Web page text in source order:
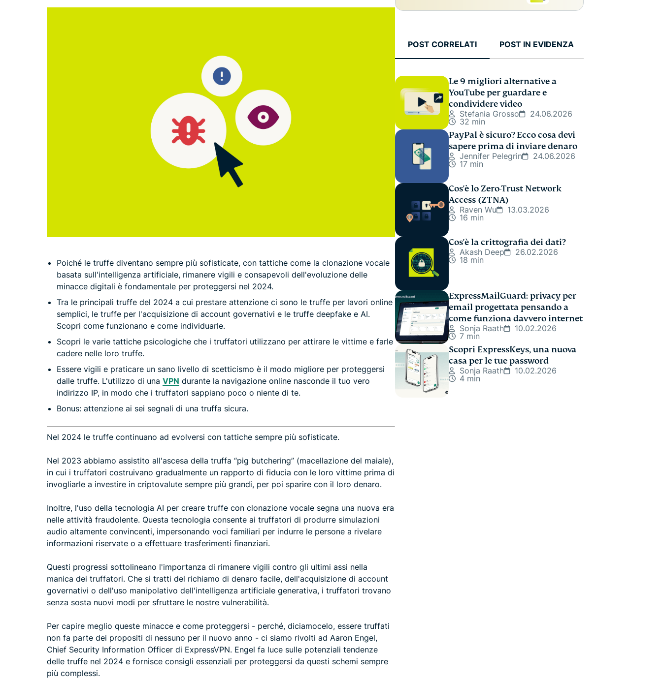
altro.
dell'identità,
monitoraggio
Poiché le truffe diventano sempre più sofisticate, con tattiche come la clonazione vocale
basata sull'intelligenza artificiale, rimanere vigili e consapevoli dell'evoluzione delle
minacce digitali è fondamentale per proteggersi nel 2024.
Tra le principali truffe del 2024 a cui prestare attenzione ci sono le truffe per lavori online
semplici, le truffe per l'acquisizione di account governativi e le truffe deepfake e AI.
Scopri come funzionano e come individuarle.
Scopri le varie tattiche psicologiche che i truffatori utilizzano per attirare le vittime e farle
cadere nelle loro truffe.
Essere vigili e praticare un sano livello di scetticismo è il modo migliore per proteggersi
dalle truffe. L'utilizzo di una VPN durante la navigazione online nasconde il tuo vero
indirizzo IP, in modo che i truffatori sappiano poco o niente di te.
Bonus: attenzione ai sei segnali di una truffa sicura.
Nel 2024 le truffe continuano ad evolversi con tattiche sempre più sofisticate.
Nel 2023 abbiamo assistito all'ascesa della truffa “pig butchering” (macellazione del maiale),
in cui i truffatori costruivano gradualmente un rapporto di fiducia con le loro vittime prima di
invogliarle a investire in criptovalute sempre più grandi, per poi sparire con il loro denaro.
Inoltre, l'uso della tecnologia AI per creare truffe con clonazione vocale segna una nuova era
nelle attività fraudolente. Questa tecnologia consente ai truffatori di produrre simulazioni
audio altamente convincenti, impersonando voci familiari per indurre le persone a rivelare
informazioni riservate o a effettuare trasferimenti finanziari.
Questi progressi sottolineano l'importanza di rimanere vigili contro gli ultimi assi nella
manica dei truffatori. Che si tratti del richiamo di denaro facile, dell'acquisizione di account
governativi o dell'uso manipolativo dell'intelligenza artificiale generativa, i truffatori trovano
senza sosta nuovi modi per sfruttare le nostre vulnerabilità.
Per capire meglio queste minacce e come proteggersi - perché, diciamocelo, essere truffati
non fa parte dei propositi di nessuno per il nuovo anno - ci siamo rivolti ad Aaron Engel,
Chief Security Information Officer di ExpressVPN. Engel fa luce sulle potenziali tendenze
delle truffe nel 2024 e fornisce consigli essenziali per proteggersi da questi schemi sempre
più complessi.
POST CORRELATI POST IN EVIDENZA
Le 9 migliori alternative a
YouTube per guardare e
condividere video
Stefania Grosso
24.06.2026
32 min
PayPal è sicuro? Ecco cosa devi
sapere prima di inviare denaro
Jennifer Pelegrin
24.06.2026
17 min
Cos'è lo Zero-Trust Network
Access (ZTNA)
Raven Wu
13.03.2026
16 min
Cos'è la crittografia dei dati?
Akash Deep
26.02.2026
18 min
ExpressMailGuard: privacy per
email progettata pensando a
come funziona davvero internet
Sonja Raath
10.02.2026
7 min
Scopri ExpressKeys, una nuova
casa per le tue password
Sonja Raath
10.02.2026
4 min